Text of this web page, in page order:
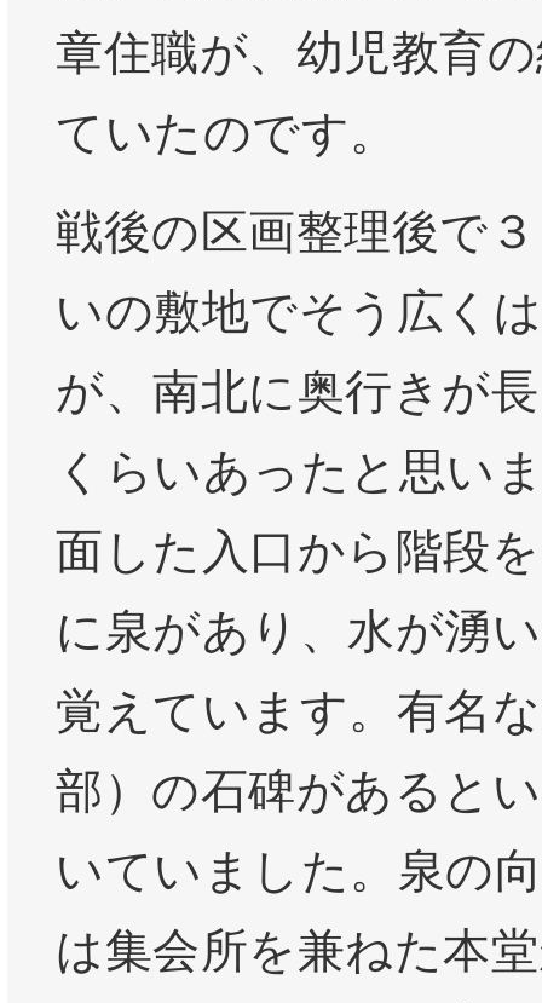
章住職が、幼児教育
ていたのです。
戦後の区画整理後で
いの敷地でそう広く
が、南北に奥行きが
くらいあったと思い
面した入口から階段
に泉があり、水が湧
覚えています。有名
部）の石碑があると
いていました。泉の
は集会所を兼ねた本